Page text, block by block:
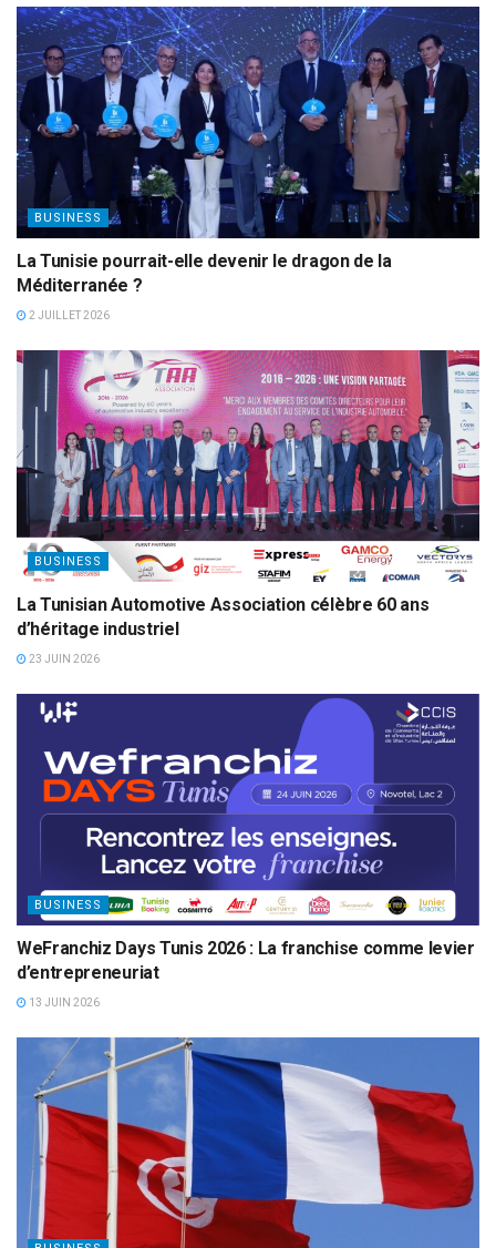
BUSINESS
La Tunisie pourrait-elle devenir le dragon de la
Méditerranée ?
2 JUILLET 2026
BUSINESS
La Tunisian Automotive Association célèbre 60 ans
d’héritage industriel
23 JUIN 2026
BUSINESS
WeFranchiz Days Tunis 2026 : La franchise comme levier
d’entrepreneuriat
13 JUIN 2026